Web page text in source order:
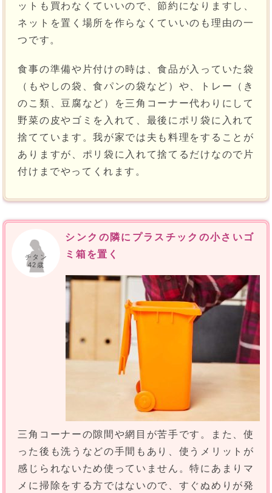
ットも買わなくていいので、節約になりますし、
ネットを置く場所を作らなくていいのも理由の一
つです。
食事の準備や片付けの時は、食品が入っていた袋
（もやしの袋、食パンの袋など）や、トレー（き
のこ類、豆腐など）を三角コーナー代わりにして
野菜の皮やゴミを入れて、最後にポリ袋に入れて
捨てています。我が家では夫も料理をすることが
ありますが、ポリ袋に入れて捨てるだけなので片
付けまでやってくれます。
チタン
42歳
シンクの隣にプラスチックの小さいゴ
ミ箱を置く
三角コーナーの隙間や網目が苦手です。また、使
った後も洗うなどの手間もあり、使うメリットが
感じられないため使っていません。特にあまりマ
メに掃除をする方ではないので、すぐぬめりが発